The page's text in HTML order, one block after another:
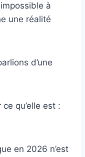
à
une réalité
d’une
qu’elle est :
en 2026 n’est